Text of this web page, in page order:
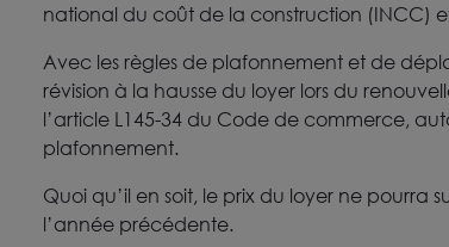
national du coût de la construction (INCC)
Avec les règles de plafonnement et de
révision à la hausse du loyer lors du
l’article L145-34 du Code de commerce,
plafonnement.
Quoi qu’il en soit, le prix du loyer ne
l’année précédente.